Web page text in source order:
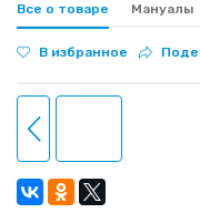
Все о товаре Мануалы
В избранное